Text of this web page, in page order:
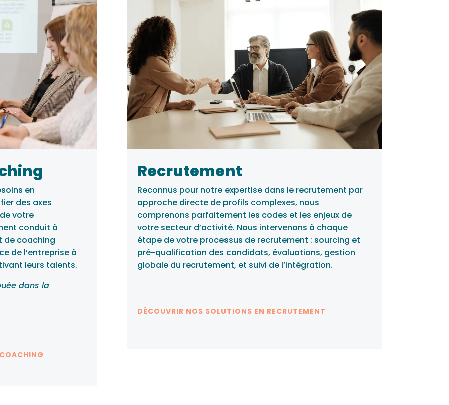
en
des axes
votre
conduit à
de coaching
de l’entreprise à
leurs talents.
dans la
Recrutement
Reconnus pour notre expertise dans le recrutement par
approche directe de profils complexes, nous
comprenons parfaitement les codes et les enjeux de
votre secteur d’activité. Nous intervenons à chaque
étape de votre processus de recrutement : sourcing et
pré-qualification des candidats, évaluations, gestion
globale du recrutement, et suivi de l’intégration.
DÉCOUVRIR NOS SOLUTIONS EN RECRUTEMENT